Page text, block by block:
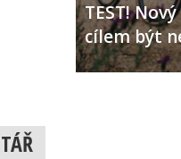
TEST!
cílem být